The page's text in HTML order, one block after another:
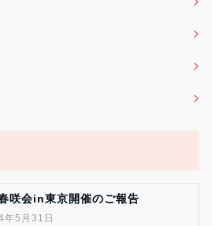
咲会in東京開催のご報告
年5月31日